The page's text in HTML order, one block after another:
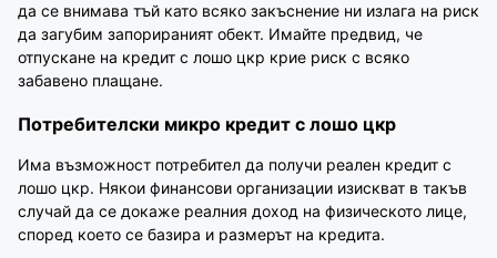
да се внимава тъй като всяко закъснение ни излага на риск
да загубим запорираният обект. Имайте предвид, че
отпускане на кредит с лошо цкр крие риск с всяко
забавено плащане.
Потребителски микро кредит с лошо цкр
Има възможност потребител да получи реален кредит с
лошо цкр. Някои финансови организации изискват в такъв
случай да се докаже реалния доход на физическото лице,
според което се базира и размерът на кредита.